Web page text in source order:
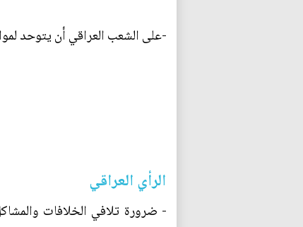
-على الشعب العراقي أن يتوحد
الرأي العراقي
- ضرورة تلافي الخلافات